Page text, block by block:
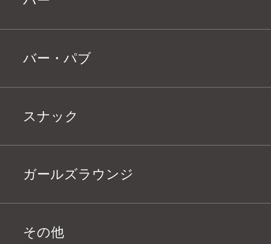
バー・パブ
スナック
ガールズラウンジ
その他